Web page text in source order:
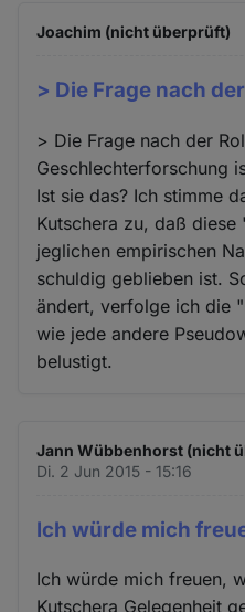
Joachim (nicht überprüft)
> Die Frage nach
> Die Frage nach der
Geschlechterforschung
Ist sie das? Ich stimme
Kutschera zu, daß diese
jeglichen empirischen
schuldig geblieben ist.
ändert, verfolge ich die
wie jede andere
belustigt.
Jann Wübbenhorst (nicht
Di. 2 Jun 2015 - 15:16
Ich würde mich
Ich würde mich freuen,
Kutschera Gelegenheit